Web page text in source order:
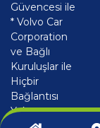
Güvencesi ile
* Volvo Car
Corporation
ve Bağlı
Kuruluşlar ile
Hiçbir
Bağlantısı
Yoktur